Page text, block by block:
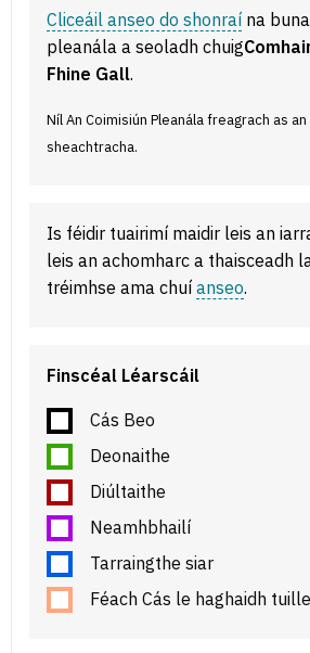
Cliceáil anseo do shonraí na
pleanála a seoladh chuig
Fhine Gall.
Níl An Coimisiún Pleanála freagrach as
sheachtracha.
Is féidir tuairimí maidir leis an
leis an achomharc a thaisceadh
tréimhse ama chuí anseo.
Finscéal Léarscáil
Cás Beo
Deonaithe
Diúltaithe
Neamhbhailí
Tarraingthe siar
Féach Cás le haghaidh